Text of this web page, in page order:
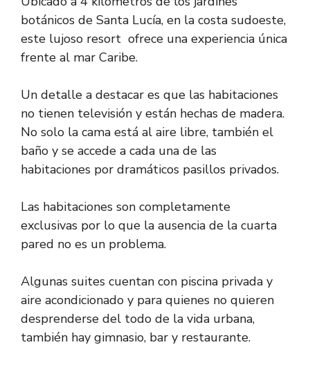
botánicos de Santa Lucía, en la costa sudoeste,
este lujoso resort ofrece una experiencia única
frente al mar Caribe.
Un detalle a destacar es que las habitaciones
no tienen televisión y están hechas de madera.
No solo la cama está al aire libre, también el
baño y se accede a cada una de las
habitaciones por dramáticos pasillos privados.
Las habitaciones son completamente
exclusivas por lo que la ausencia de la cuarta
pared no es un problema.
Algunas suites cuentan con piscina privada y
aire acondicionado y para quienes no quieren
desprenderse del todo de la vida urbana,
también hay gimnasio, bar y restaurante.